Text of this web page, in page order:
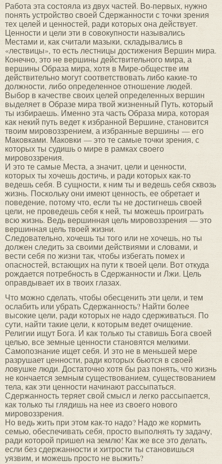
Работа эта состояла из двух частей. Во-первых, нужно
понять устройство своей Сдержанности с точки зрения
тех целей и ценностей, ради которых она действует.
Ценности и цели эти в совокупности назывались
Местами и, как считали мазыки, складывались в
«лествицы», то есть лестницы достижения Вершин мира.
Конечно, это не вершины действительного мира, а
вершины Образа мира, хотя в Мире-обществе им
действительно могут соответствовать либо какие-то
должности, либо определенное отношение людей.
Выбор в качестве своих целей определенных вершин
выделяет в Образе мира твой жизненный Путь, который
ты избираешь. Именно эта часть Образа мира, которая
как некий путь ведет к избранной Вершине, становится
твоим мировоззрением, а избранные вершины — его
Маковками. Маковки — это те самые точки зрения, с
которых ты судишь о мире в рамках своего
мировоззрения.
И это те самые Места, а значит, цели и ценности,
которых ты хочешь достичь, и ради которых как-то
ведешь себя. В сущности, к ним ты и ведешь себя сквозь
жизнь. Поскольку они имеют ценность, ее обретает и
поведение, потому что, если ты не достигнешь своей
цели, не проведешь себя к ней, ты можешь проиграть
всю жизнь. Ведь вершинная цель мировоззрения — это
вершинная цель твоей жизни.
Следовательно, хочешь ты того или не хочешь, но ты
должен следить за своими действиями и словами, и
вести себя по жизни так, чтобы избегать помех и
опасностей, встающих на пути к твоей цели. Вот откуда
рождается потребность в Сдержанности и Лжи. Цель
оправдывает их в твоих глазах.
Что можно сделать, чтобы обесценить эти цели, и тем
ослабить или убрать Сдержанность? Найти более
высокие цели, ради которых не надо сдерживаться. По
сути, найти такие цели, к которым ведет очищение.
Религии ищут Бога. И как только ты ставишь Бога своей
целью, все земные ценности становятся мелкими.
Самопознание ищет себя. И это не в меньшей мере
разрушает ценности, ради которых бьются в своей
ловушке люди. Достаточно хотя бы раз понять, что жизнь
не кончается земным существованием, существованием
тела, как эти ценности начинают рассыпаться.
Сдержанность теряет свой смысл и легко рассыпается,
как только ты глядишь на нее из своего нового
мировоззрения.
Но ведь жить при этом как-то надо? Надо же кормить
семью, обеспечивать себя, просто выполнять ту задачу,
ради которой пришел на землю! Как же все это делать,
если без сдержанности и хитрости ты становишься
уязвим, и можешь просто не выжить?